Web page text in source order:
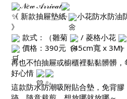
𝒩𝑒𝓌 𝒜𝓇𝓇𝒾𝓋𝒶𝓁
《 新款抽屜墊紙
小花防水防油
》
款式：（雛菊
/ 菱格小花
價格：390元（45cm寬 x 3M)
再也不怕抽屜或櫥櫃裡黏黏髒髒
好心情
這款防水防潮吸附貼合墊，免背